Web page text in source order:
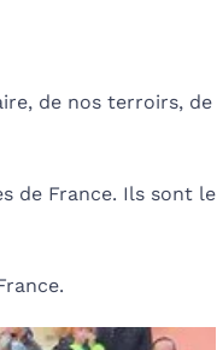
de nos terroirs, de
de France. Ils sont le